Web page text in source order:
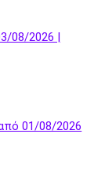
08/2026 |
01/08/2026